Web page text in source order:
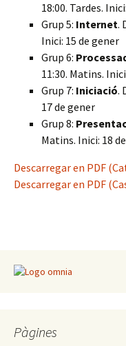
18:00. Tardes.
Grup 5: Internet.
Inici: 15 de gener
Grup 6:
11:30. Matins.
Grup 7: Iniciació.
17 de gener
Grup 8:
Matins. Inici: 18
Descarregar en PDF
Descarregar en PDF
Pàgines